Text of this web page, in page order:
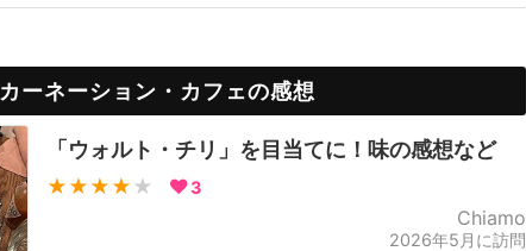
カーネーション・カフェの感想
「ウォルト・チリ」を目当てに！味の感想など
★★★★ ★ 3
Chiamo
2026年5月に訪問